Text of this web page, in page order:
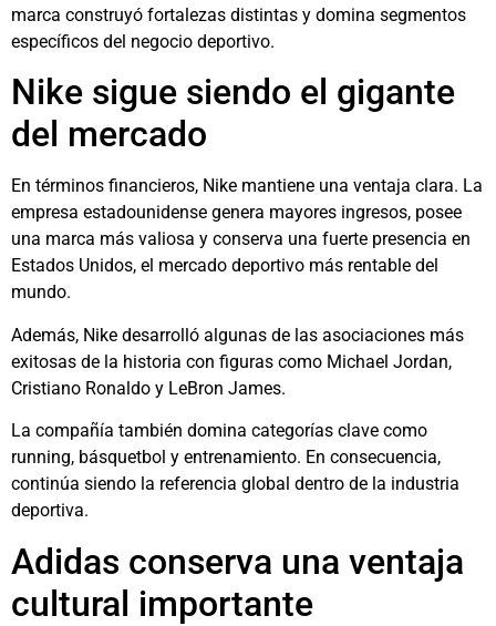
marca construyó fortalezas distintas y domina segmentos
específicos del negocio deportivo.
Nike sigue siendo el gigante
del mercado
En términos financieros, Nike mantiene una ventaja clara. La
empresa estadounidense genera mayores ingresos, posee
una marca más valiosa y conserva una fuerte presencia en
Estados Unidos, el mercado deportivo más rentable del
mundo.
Además, Nike desarrolló algunas de las asociaciones más
exitosas de la historia con figuras como Michael Jordan,
Cristiano Ronaldo y LeBron James.
La compañía también domina categorías clave como
running, básquetbol y entrenamiento. En consecuencia,
continúa siendo la referencia global dentro de la industria
deportiva.
Adidas conserva una ventaja
cultural importante